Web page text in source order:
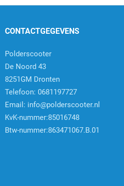
CONTACTGEGEVENS
Polderscooter
De Noord 43
8251GM Dronten
Telefoon: 0681197727
Email: info@polderscooter.nl
KvK-nummer:85016748
Btw-nummer:863471067.B.01